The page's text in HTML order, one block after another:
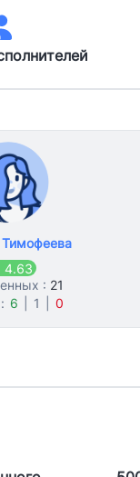
4.63
: 21
6 1 0